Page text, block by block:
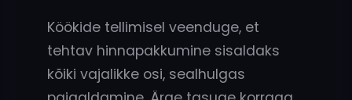
Köökide tellimisel veenduge, et
tehtav hinnapakkumine sisaldaks
kõiki vajalikke osi, sealhulgas